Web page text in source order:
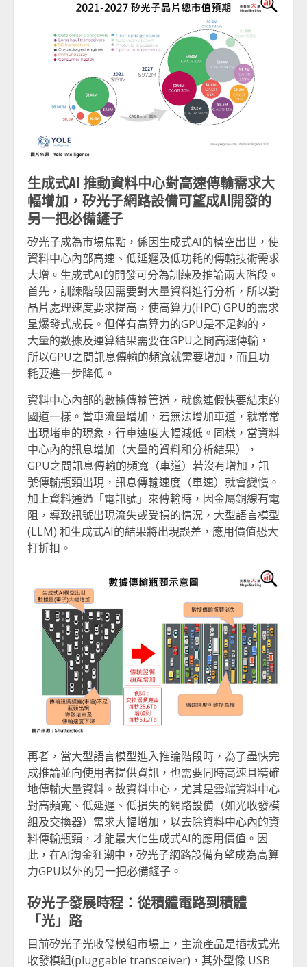
生成式AI推動資料中心對高速傳輸需求大
幅增加，矽光子網路設備可望成AI開發的
另一把必備鏟子
矽光子成為市場焦點，係因生成式AI的橫空出世，使
資料中心內部高速、低延遲及低功耗的傳輸技術需求
大增。生成式AI的開發可分為訓練及推論兩大階段。
首先，訓練階段因需要對大量資料進行分析，所以對
晶片處理速度要求提高，使高算力(HPC) GPU的需求
呈爆發式成長。但僅有高算力的GPU是不足夠的，
大量的數據及運算結果需要在GPU之間高速傳輸，
所以GPU之間訊息傳輸的頻寬就需要增加，而且功
耗要進一步降低。
資料中心內部的數據傳輸管道，就像連假快要結束的
國道一樣。當車流量增加，若無法增加車道，就常常
出現堵車的現象，行車速度大幅減低。同樣，當資料
中心內的訊息增加（大量的資料和分析結果），
GPU之間訊息傳輸的頻寬（車道）若沒有增加，訊
號傳輸瓶頸出現，訊息傳輸速度（車速）就會變慢。
加上資料通過「電訊號」來傳輸時，因金屬銅線有電
阻，導致訊號出現流失或受損的情況，大型語言模型
(LLM) 和生成式AI的結果將出現誤差，應用價值恐大
打折扣。
再者，當大型語言模型進入推論階段時，為了盡快完
成推論並向使用者提供資訊，也需要同時高速且精確
地傳輸大量資料。故資料中心，尤其是雲端資料中心
對高頻寬、低延遲、低損失的網路設備（如光收發模
組及交換器）需求大幅增加，以去除資料中心內的資
料傳輸瓶頸，才能最大化生成式AI的應用價值。因
此，在AI淘金狂潮中，矽光子網路設備有望成為高算
力GPU以外的另一把必備鏟子。
矽光子發展時程：從積體電路到積體
「光」路
目前矽光子光收發模組市場上，主流產品是插拔式光
收發模組(pluggable transceiver)，其外型像 USB